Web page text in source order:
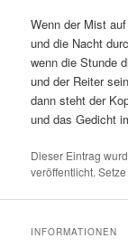
Wenn der Mist
und die Nacht
wenn die Stunde
und der Reiter
dann steht der
und das Gedicht
Dieser Eintrag
veröffentlicht.
INFORMATIONEN